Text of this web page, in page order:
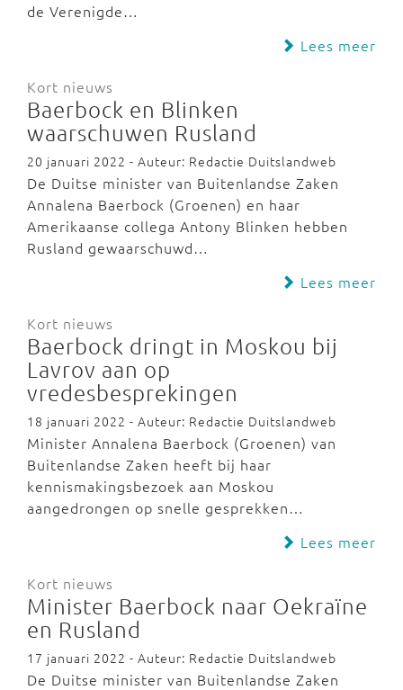
de Verenigde…
Lees meer
Kort nieuws
Baerbock en Blinken
waarschuwen Rusland
20 januari 2022 - Auteur: Redactie Duitslandweb
De Duitse minister van Buitenlandse Zaken
Annalena Baerbock (Groenen) en haar
Amerikaanse collega Antony Blinken hebben
Rusland gewaarschuwd…
Lees meer
Kort nieuws
Baerbock dringt in Moskou bij
Lavrov aan op
vredesbesprekingen
18 januari 2022 - Auteur: Redactie Duitslandweb
Minister Annalena Baerbock (Groenen) van
Buitenlandse Zaken heeft bij haar
kennismakingsbezoek aan Moskou
aangedrongen op snelle gesprekken…
Lees meer
Kort nieuws
Minister Baerbock naar Oekraïne
en Rusland
17 januari 2022 - Auteur: Redactie Duitslandweb
De Duitse minister van Buitenlandse Zaken